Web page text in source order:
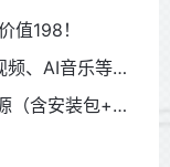
值198！
频、AI音乐等
（含安装包+教